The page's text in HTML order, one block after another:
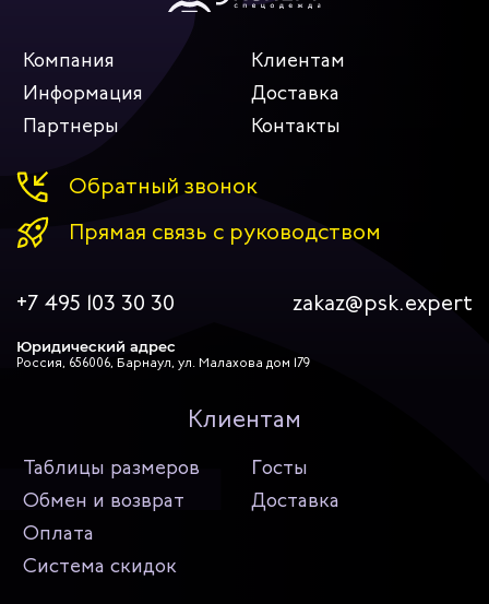
Компания
Клиентам
Информация
Доставка
Партнеры
Контакты
Обратный звонок
Прямая связь с руководством
+7 495 103 30 30 zakaz@psk.expert
Юридический адрес
Россия, 656006, Барнаул, ул. Малахова дом 179
Клиентам
Таблицы размеров
Госты
Обмен и возврат
Доставка
Оплата
Система скидок